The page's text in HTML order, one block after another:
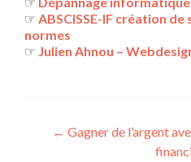
☞ ABSCISSE-IF création
normes
☞ Julien Ahnou –
Navigation
← Gagner de l’argent